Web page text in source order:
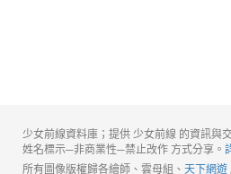
少女前線資料庫；提供 少女前線 的資訊與
姓名標示─非商業性─禁止改作 方式分享。
所有圖像版權歸各繪師、雲母組、 天下網遊